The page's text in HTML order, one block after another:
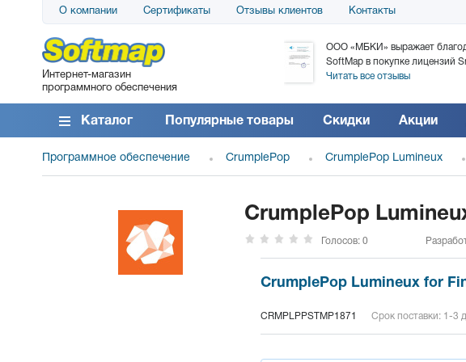
О компании Сертификаты Отзывы клиентов Контакты
Интернет-магазин
программного обеспечения
АО «АТС» благодарит компанию SoftMap за
поставку программного обеспечения SolarWinds
DameWare...
Читать все отзывы
ООО «МБКИ» выражает
SoftMap в покупке лицензий
Читать все отзывы
Каталог Популярные товары Скидки Акции
Программное обеспечение CrumplePop CrumplePop Lumineux
CrumplePop
Голосов: 0
CrumplePop Lumineux for
CRMPLPPSTMP1871 Срок поставки: 1-3